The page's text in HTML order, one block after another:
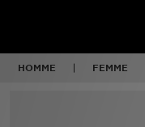
HOMME FEMME